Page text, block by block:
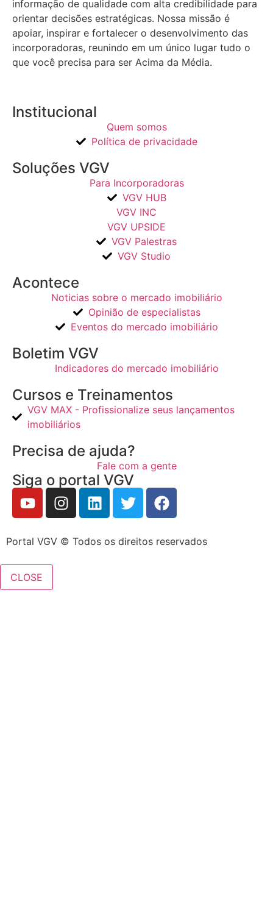
informação de qualidade com alta credibilidade para
orientar decisões estratégicas. Nossa missão é
apoiar, inspirar e fortalecer o desenvolvimento das
incorporadoras, reunindo em um único lugar tudo o
que você precisa para ser Acima da Média.
Institucional
Quem somos
Política de privacidade
Soluções VGV
Para Incorporadoras
VGV HUB
VGV INC
VGV UPSIDE
VGV Palestras
VGV Studio
Acontece
Noticias sobre o mercado imobiliário
Opinião de especialistas
Eventos do mercado imobiliário
Boletim VGV
Indicadores do mercado imobiliário
Cursos e Treinamentos
VGV MAX - Profissionalize seus lançamentos
imobiliários
Precisa de ajuda?
Fale com a gente
Siga o portal VGV
Portal VGV © Todos os direitos reservados
CLOSE